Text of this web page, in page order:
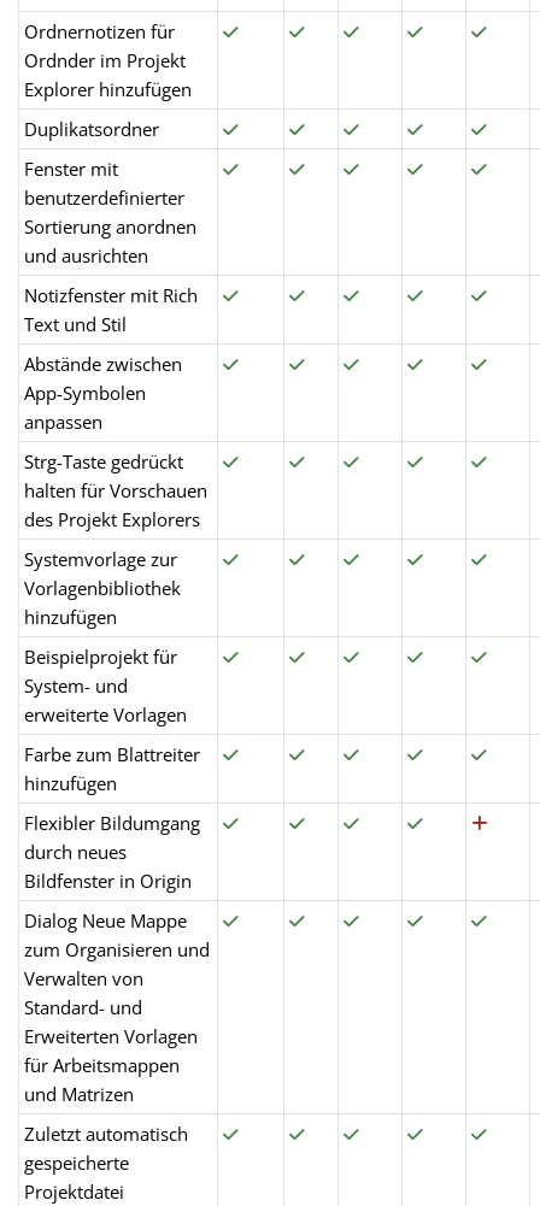
Ordnernotizen für
Ordnder im Projekt
Explorer hinzufügen
Duplikatsordner
Fenster mit
benutzerdefinierter
Sortierung anordnen
und ausrichten
Notizfenster mit Rich
Text und Stil
Abstände zwischen
App-Symbolen
anpassen
Strg-Taste gedrückt
halten für Vorschauen
des Projekt Explorers
Systemvorlage zur
Vorlagenbibliothek
hinzufügen
Beispielprojekt für
System- und
erweiterte Vorlagen
Farbe zum Blattreiter
hinzufügen
Flexibler Bildumgang
durch neues
Bildfenster in Origin
Dialog Neue Mappe
zum Organisieren und
Verwalten von
Standard- und
Erweiterten Vorlagen
für Arbeitsmappen
und Matrizen
Zuletzt automatisch
gespeicherte
Projektdatei